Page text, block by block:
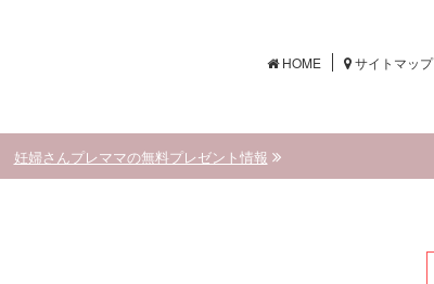
HOME サイトマップ
妊婦さんプレママの無料プレゼント情報